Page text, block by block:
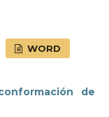
WORD
de